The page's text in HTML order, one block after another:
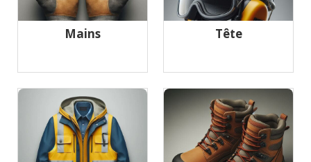
Mains Tête